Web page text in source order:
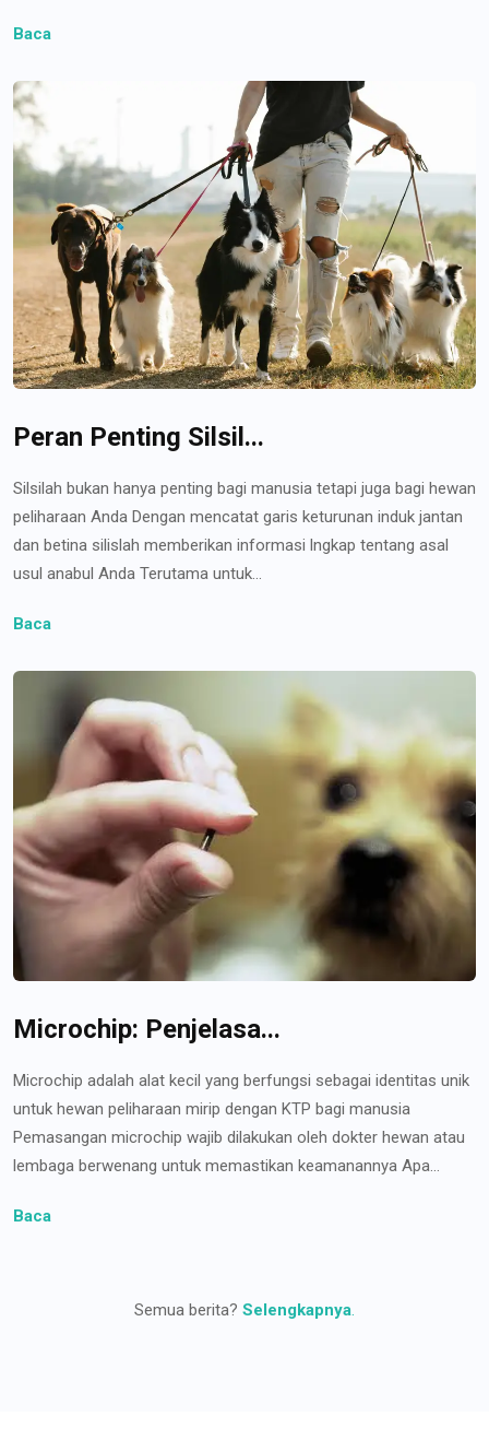
Baca
Peran Penting Silsil...
Silsilah bukan hanya penting bagi manusia tetapi juga bagi hewan
peliharaan Anda Dengan mencatat garis keturunan induk jantan
dan betina silislah memberikan informasi lngkap tentang asal
usul anabul Anda Terutama untuk...
Baca
Microchip: Penjelasa...
Microchip adalah alat kecil yang berfungsi sebagai identitas unik
untuk hewan peliharaan mirip dengan KTP bagi manusia
Pemasangan microchip wajib dilakukan oleh dokter hewan atau
lembaga berwenang untuk memastikan keamanannya Apa...
Baca
Semua berita? Selengkapnya